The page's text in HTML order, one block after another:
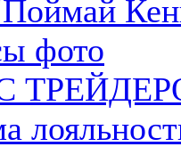
фото